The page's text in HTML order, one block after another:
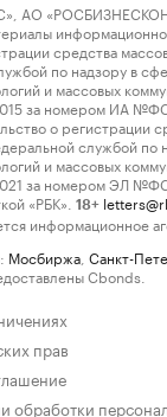
АО
средства
по надзору в
и массовых
за номером ИА
о регистрации
службой по
и массовых
за номером ЭЛ
«РБК».
18+
информационное
Мосбиржа Санкт-
Cbonds.
прав
обработки